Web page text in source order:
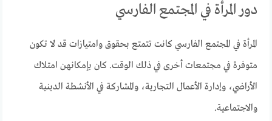
دور المرأة في المجتمع الفارسي
المرأة في المجتمع الفارسي كانت تتمتع بحقوق وامتيازات قد لا تكون
متوفرة في مجتمعات أخرى في ذلك الوقت. كان بإمكانهن امتلاك
الأراضي، وإدارة الأعمال التجارية، والمشاركة في الأنشطة الدينية
والاجتماعية.